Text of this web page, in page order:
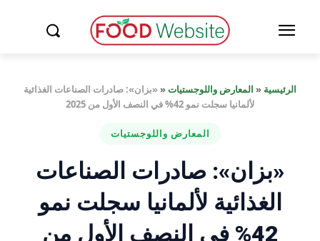
الرئيسية « المعارض واللوجستيات««بزان»: صادرات الصناعات الغذائية
لألمانيا سجلت نمو 42% في النصف الأول من 2025
المعارض واللوجستيات
«بزان»: صادرات الصناعات
الغذائية لألمانيا سجلت نمو
42% في النصف الأول من